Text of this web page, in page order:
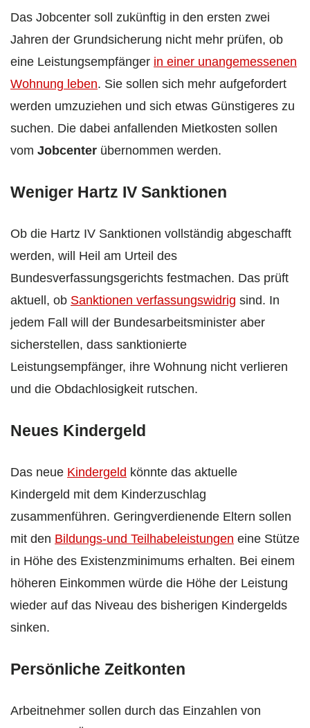
Das Jobcenter soll zukünftig in den ersten zwei
Jahren der Grundsicherung nicht mehr prüfen, ob
eine Leistungsempfänger in einer unangemessenen
Wohnung leben. Sie sollen sich mehr aufgefordert
werden umzuziehen und sich etwas Günstigeres zu
suchen. Die dabei anfallenden Mietkosten sollen
vom Jobcenter übernommen werden.
Weniger Hartz IV Sanktionen
Ob die Hartz IV Sanktionen vollständig abgeschafft
werden, will Heil am Urteil des
Bundesverfassungsgerichts festmachen. Das prüft
aktuell, ob Sanktionen verfassungswidrig sind. In
jedem Fall will der Bundesarbeitsminister aber
sicherstellen, dass sanktionierte
Leistungsempfänger, ihre Wohnung nicht verlieren
und die Obdachlosigkeit rutschen.
Neues Kindergeld
Das neue Kindergeld könnte das aktuelle
Kindergeld mit dem Kinderzuschlag
zusammenführen. Geringverdienende Eltern sollen
mit den Bildungs-und Teilhabeleistungen eine Stütze
in Höhe des Existenzminimums erhalten. Bei einem
höheren Einkommen würde die Höhe der Leistung
wieder auf das Niveau des bisherigen Kindergelds
sinken.
Persönliche Zeitkonten
Arbeitnehmer sollen durch das Einzahlen von